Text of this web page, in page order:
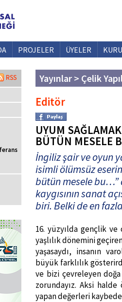
PROJELER ÜYELER
Yayınlar > Çelik
Editör
UYUM
BÜTÜN MESELE
İngiliz şair ve oyun
isimli ölümsüz
bütün mesele bu…”
kaygısının sanat
biri. Belki de en
16. yüzyılda gençlik
yaşlılık dönemini
yaşasaydı, insanın
büyük farklılık
ve bizi çevreleyen
zorundayız. Aksi
yapan değerleri